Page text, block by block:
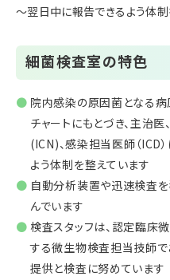
～翌日中に報告できるよう体制
細菌検査室の特色
院内感染の原因菌となる
チャートにもとづき、主治
(ICN)、感染担当医師（ICD
よう体制を整えています
自動分析装置や迅速検査
んでいます
検査スタッフは、認定臨床
する微生物検査担当技師
提供と検査に努めています